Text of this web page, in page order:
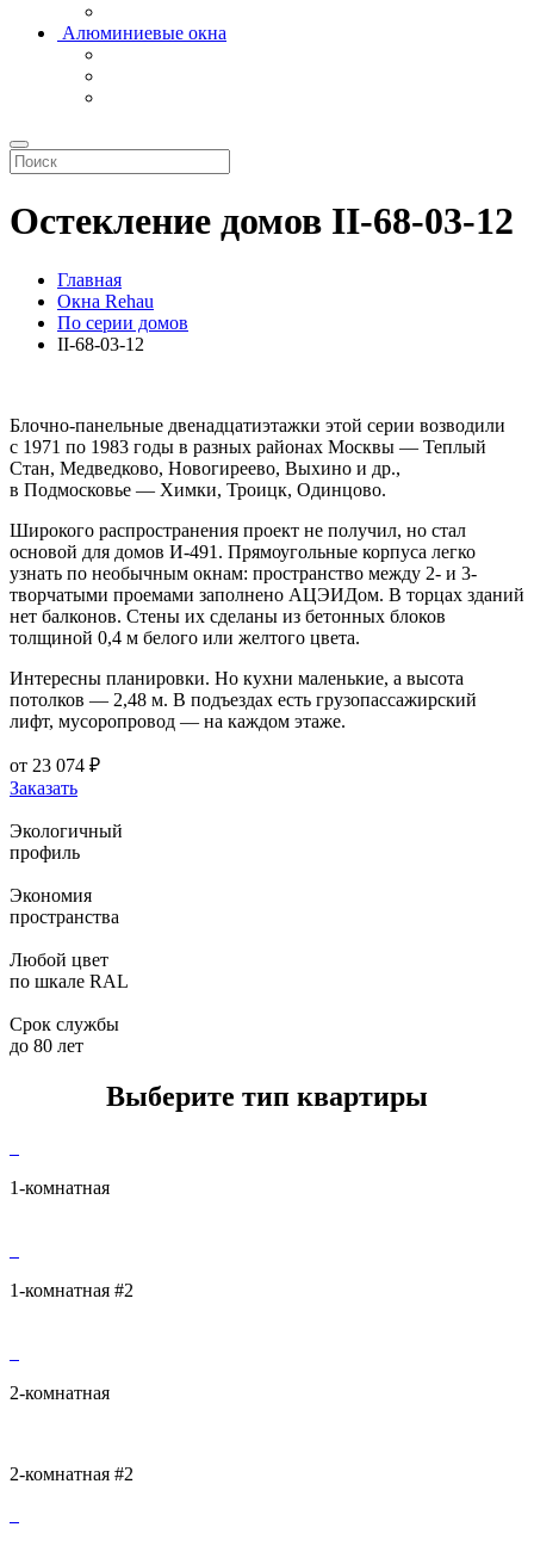
Алюминиевые окна
Остекление домов II-68-03-12
Главная
Окна Rehau
По серии домов
II-68-03-12
Блочно-панельные двенадцатиэтажки этой серии возводили
с 1971 по 1983 годы в разных районах Москвы — Теплый
Стан, Медведково, Новогиреево, Выхино и др.,
в Подмосковье — Химки, Троицк, Одинцово.
Широкого распространения проект не получил, но стал
основой для домов И-491. Прямоугольные корпуса легко
узнать по необычным окнам: пространство между 2- и 3-
творчатыми проемами заполнено АЦЭИДом. В торцах зданий
нет балконов. Стены их сделаны из бетонных блоков
толщиной 0,4 м белого или желтого цвета.
Интересны планировки. Но кухни маленькие, а высота
потолков — 2,48 м. В подъездах есть грузопассажирский
лифт, мусоропровод — на каждом этаже.
от 23 074 ₽
Заказать
Экологичный
профиль
Экономия
пространства
Любой цвет
по шкале RAL
Срок службы
до 80 лет
Выберите тип квартиры
1-комнатная
1-комнатная #2
2-комнатная
2-комнатная #2